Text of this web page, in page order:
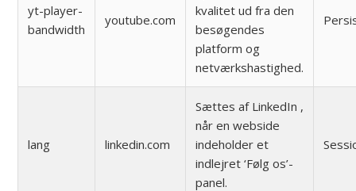
yt-player-
bandwidth
youtube.com
kvalitet ud fra den
besøgendes
platform og
netværkshastighed.
lang linkedin.com
Sættes af LinkedIn ,
når en webside
indeholder et
indlejret ‘Følg os’-
panel.